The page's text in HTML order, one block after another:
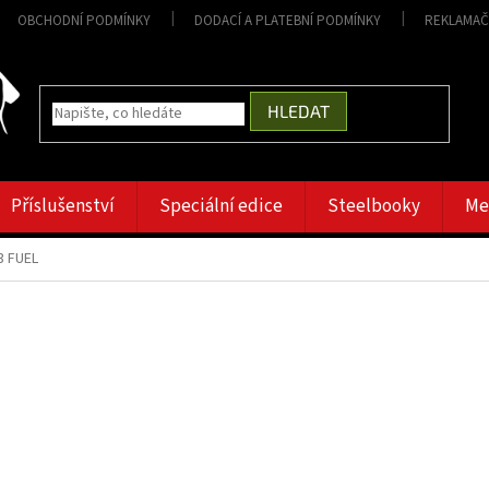
OBCHODNÍ PODMÍNKY DODACÍ A PLATEBNÍ PODMÍNKY
HLEDAT
Příslušenství Speciální edice Steelbooky
FUEL